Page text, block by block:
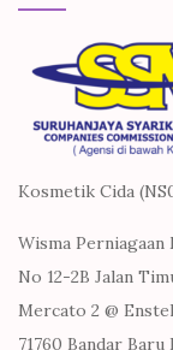
Kosmetik Cida
Wisma Perniagaan
No 12-2B Jalan
Mercato 2 @
71760 Bandar Baru